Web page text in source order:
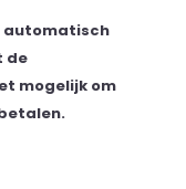
automatisch
de
mogelijk om